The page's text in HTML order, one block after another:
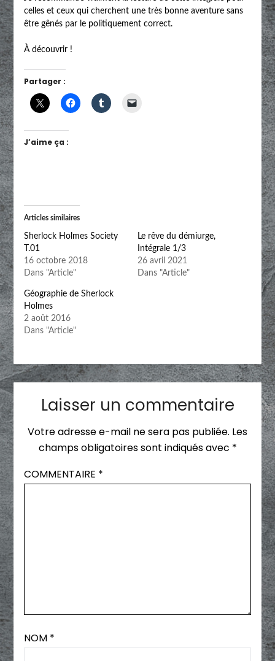
celles et ceux qui cherchent une très bonne aventure sans
être gênés par le politiquement correct.
À découvrir !
Partager :
J’aime ça :
Articles similaires
Sherlock Holmes Society
T.01
16 octobre 2018
Dans "Article"
Le rêve du démiurge,
Intégrale 1/3
26 avril 2021
Dans "Article"
Géographie de Sherlock
Holmes
2 août 2016
Dans "Article"
Laisser un commentaire
Votre adresse e-mail ne sera pas publiée. Les
champs obligatoires sont indiqués avec *
COMMENTAIRE *
NOM *